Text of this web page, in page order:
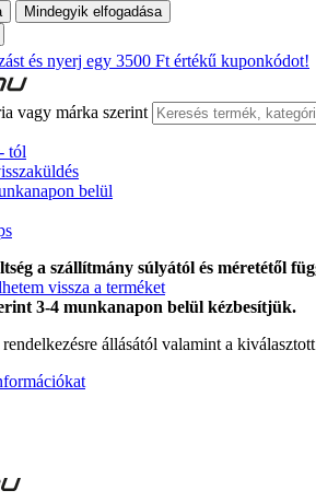
Mindegyik elfogadása
és nyerj egy 3500 Ft értékű kuponkódot!
vagy márka szerint
tól
belül
a szállítmány súlyától és méretétől
vissza a terméket
3-4 munkanapon belül kézbesítjük.
állásától valamint a